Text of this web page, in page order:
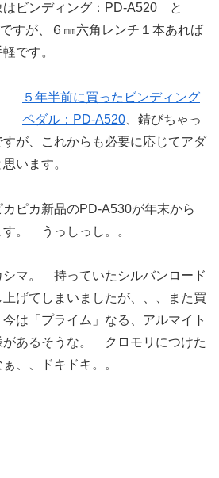
はビンディング：PD-A520 と
すが、６㎜六角レンチ１本あれば
です。
５年半前に買ったビンディング
ペダル：PD-A520 、錆びちゃっ
が、これからも必要に応じてアダ
います。
ピカ新品のPD-A530が年末から
。 うっしっし。。
マ。 持っていたシルバンロード
げてしまいましたが、、、また買
は「プライム」なる、アルマイト
があるそうな。 クロモリにつけた
、、ドキドキ。。